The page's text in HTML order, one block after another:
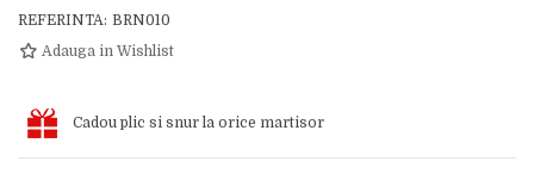
REFERINTA: BRN010
Adauga in Wishlist
Cadou plic si snur la orice martisor